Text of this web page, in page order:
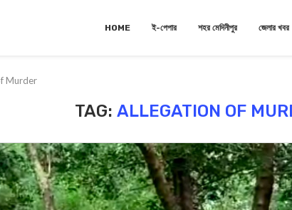
HOME ই-পেপার শহর মেদিনীপুর জেলার খবর
Murder
TAG: ALLEGATION OF